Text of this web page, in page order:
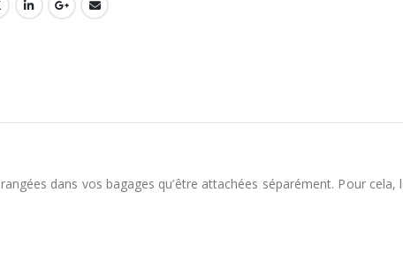
dans vos bagages qu’être attachées séparément. Pour cela,